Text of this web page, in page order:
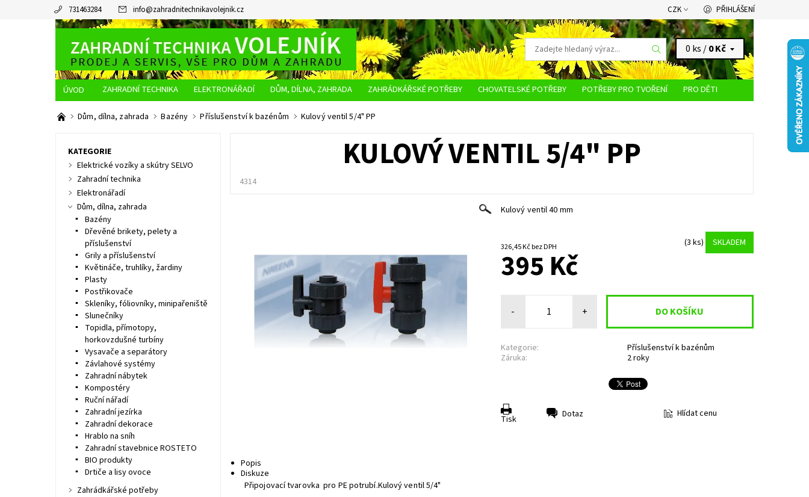
731463284 info@zahradnitechnikavolejnik.cz CZK PŘIHLÁŠENÍ
0 ks /0 Kč
ZAHRADNÍ TECHNIKA ELEKTRONÁŘADÍ DŮM, DÍLNA, ZAHRADA ZAHRÁDKÁŘSKÉ POTŘEBY CHOVATELSKÉ POTŘEBY POTŘEBY PRO TVOŘENÍ
PRO DĚTI
O NÁS
JAK NAKUPOVAT DOPRAVA A PLATBA OBCHODNÍ PODMÍNKY OCHRANA OSOBNÍCH ÚDAJŮ
Dům, dílna, zahrada Bazény Příslušenství k bazénům Kulový ventil 5/4" PP
KULOVÝ VENTIL 5/4" PP
4314
Kulový ventil 40 mm
326,45 Kč bez DPH (3 ks) SKLADEM
395 Kč
- +
Kategorie:
Příslušenství k bazénům
Záruka:
2 roky
Tisk Dotaz Hlídat cenu
Popis
Diskuze
Připojovací tvarovka pro PE potrubí.Kulovýventil5/4"
KATEGORIE
Elektrické vozíky a skútry SELVO
Zahradní technika
Elektronářadí
Dům, dílna, zahrada
Bazény
Dřevěné brikety, pelety a
příslušenství
Grily a příslušenství
Květináče, truhlíky, žardiny
Plasty
Postřikovače
Skleníky, fóliovníky, minipařeniště
Slunečníky
Topidla, přímotopy,
horkovzdušné turbíny
Vysavače a separátory
Závlahové systémy
Zahradní nábytek
Kompostéry
Ruční nářadí
Zahradní jezírka
Zahradní dekorace
Hrablo na sníh
Zahradní stavebnice ROSTETO
BIO produkty
Drtiče a lisy ovoce
Zahrádkářské potřeby